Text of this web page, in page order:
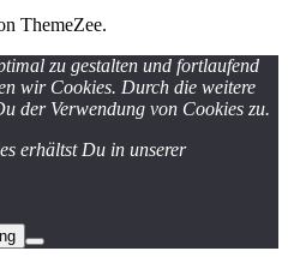
ThemeZee.
zu gestalten und fortlaufend
wir Cookies. Durch die weitere
der Verwendung von Cookies zu.
erhältst Du in unserer